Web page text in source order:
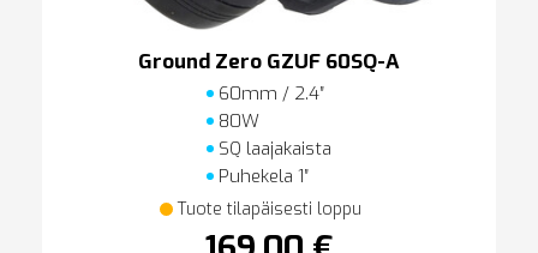
Ground Zero GZUF 60SQ-A
60mm / 2.4″
80W
SQ laajakaista
Puhekela 1″
Tuote tilapäisesti loppu